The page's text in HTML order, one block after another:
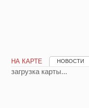
НА КАРТЕ НОВОСТИ
загрузка карты...